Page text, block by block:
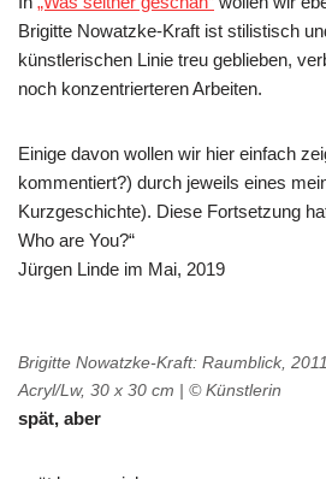
Brigitte Nowatzke-Kraft ist stilistisch
künstlerischen Linie treu geblieben,
noch konzentrierteren Arbeiten.
Einige davon wollen wir hier einfach
kommentiert?) durch jeweils eines
Kurzgeschichte). Diese Fortsetzung
Who are You?“
Jürgen Linde im Mai, 2019
Brigitte Nowatzke-Kraft: Raumblick, 2011
Acryl/Lw, 30 x 30 cm | © Künstlerin
spät, aber